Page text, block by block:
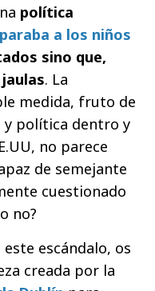
política
a los niños
sino que,
. La
medida, fruto de
y política dentro y
no parece
de semejante
cuestionado
no?
escándalo, os
creada por la